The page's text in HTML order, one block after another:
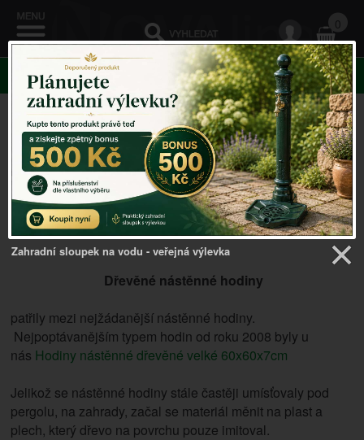
0
KATEGORIE
dřevěné nástěnné hodiny
Dřevěné nástěnné hodiny
patřily mezi nejžádanější nástěnné hodiny.
Nejpoptávanějším typem hodin od roku 2008 byly u
nás Hodiny nástěnné dřevěné velké 60x60x7cm
Jelikož se nástěnné hodiny stále častěji umísťovaly pod
pergolu, na zahrady, začal se materiál měnit na plast a
plech, který dřevo na povrchu pouze imitoval.
Zahradní sloupek na vodu - veřejná výlevka